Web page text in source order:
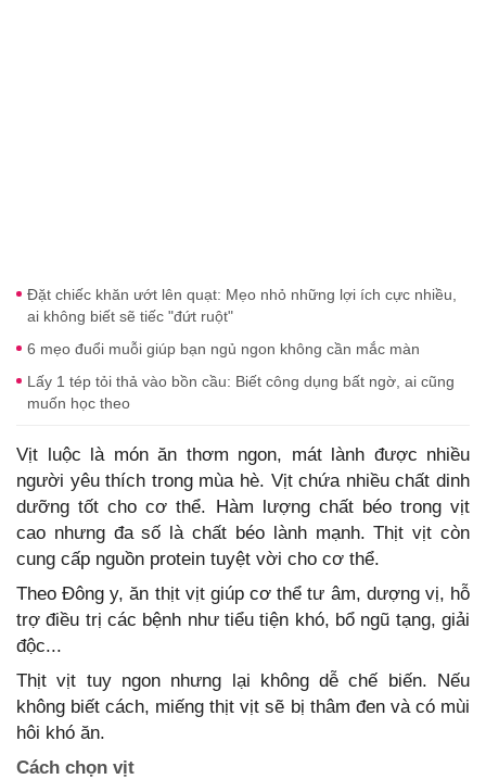
Đặt chiếc khăn ướt lên quạt: Mẹo nhỏ những lợi ích cực nhiều,
ai không biết sẽ tiếc "đứt ruột"
6 mẹo đuổi muỗi giúp bạn ngủ ngon không cần mắc màn
Lấy 1 tép tỏi thả vào bồn cầu: Biết công dụng bất ngờ, ai cũng
muốn học theo
Vịt luộc là món ăn thơm ngon, mát lành được nhiều
người yêu thích trong mùa hè. Vịt chứa nhiều chất dinh
dưỡng tốt cho cơ thể. Hàm lượng chất béo trong vịt
cao nhưng đa số là chất béo lành mạnh. Thịt vịt còn
cung cấp nguồn protein tuyệt vời cho cơ thể.
Theo Đông y, ăn thịt vịt giúp cơ thể tư âm, dượng vị, hỗ
trợ điều trị các bệnh như tiểu tiện khó, bổ ngũ tạng, giải
độc...
Thịt vịt tuy ngon nhưng lại không dễ chế biến. Nếu
không biết cách, miếng thịt vịt sẽ bị thâm đen và có mùi
hôi khó ăn.
Cách chọn vịt